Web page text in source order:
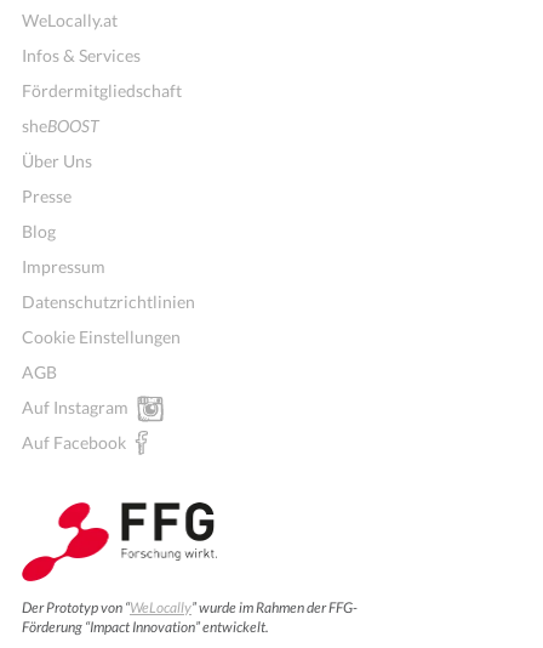
WeLocally.at
Infos & Services
Fördermitgliedschaft
sheBOOST
Über Uns
Presse
Blog
Impressum
Datenschutzrichtlinien
Cookie Einstellungen
AGB
Auf Instagram
Auf Facebook
Der Prototyp von “WeLocally” wurde im Rahmen der FFG-
Förderung “Impact Innovation” entwickelt.